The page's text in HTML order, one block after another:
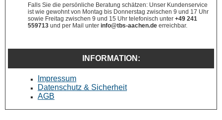
Falls Sie die persönliche Beratung schätzen: Unser Kundenservice
ist wie gewohnt von Montag bis Donnerstag zwischen 9 und 17 Uhr
sowie Freitag zwischen 9 und 15 Uhr telefonisch unter +49 241
559713 und per Mail unter info@tbs-aachen.de erreichbar.
INFORMATION:
Impressum
Datenschutz & Sicherheit
AGB